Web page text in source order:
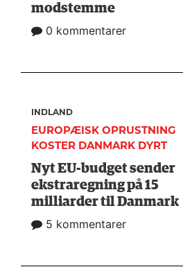
modstemme
0 kommentarer
INDLAND
EUROPÆISK OPRUSTNING
KOSTER DANMARK DYRT
Nyt EU-budget sender
ekstraregning på 15
milliarder til Danmark
5 kommentarer